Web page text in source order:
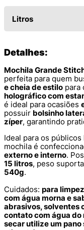
Litros
Detalhes:
Mochila Grande
perfeita para quem
e cheia de estilo para
holográfico com
é ideal para ocasiões
possuir bolsinho
zíper, garantindo
Ideal para os públicos
mochila é
externo e interno.
15 litros, peso
540g.
Cuidados: para
com água morna e
abrasivos, solventes
contato com água do
secar utilize um pano